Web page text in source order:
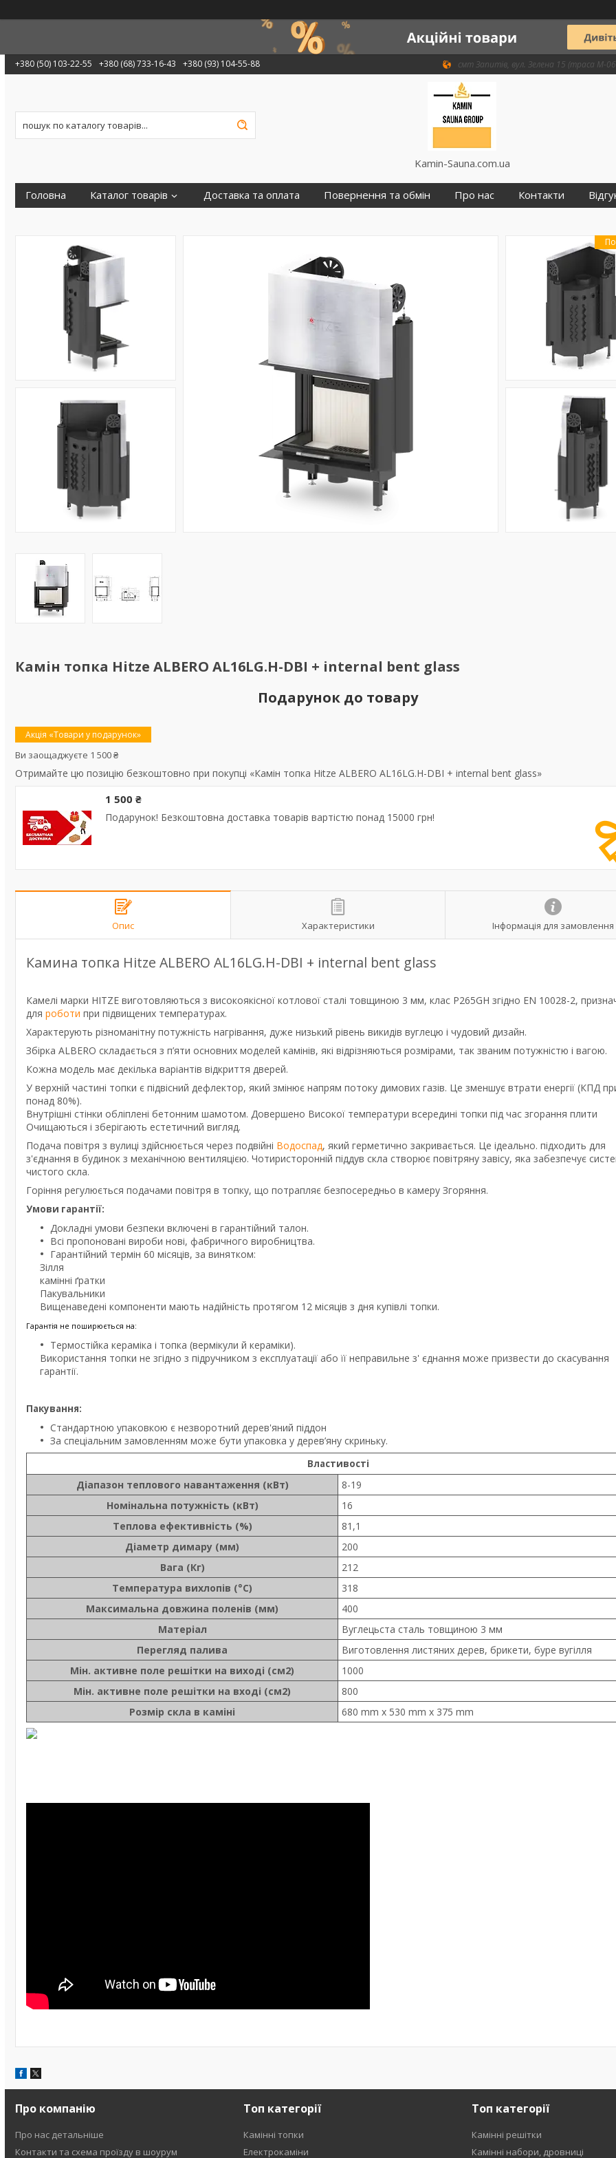
+380 (50) 103-22-55 +380 (68) 733-16-43 +380 (93) 104-55-88 смт Запитів, вул. Зелена 15 (траса М-06
Kamin-Sauna.com.ua
Головна Каталог товарів Доставка та оплата Повернення та обмін Про нас Контакти
Камін топка Hitze ALBERO AL16LG.H-DBI + internal bent glass
Подарунок до товару
Акція «Товари у подарунок»
Ви заощаджуєте 1 500 ₴
Отримайте цю позицію безкоштовно при покупці «Камін топка Hitze ALBERO AL16LG.H-DBI + internal bent glass»
1 500 ₴
Подарунок! Безкоштовна доставка товарів вартістю понад 15000 грн!
Опис Характеристики Інформація для замовлення
Камина топка Hitze ALBERO AL16LG.H-DBI + internal bent glass
Камелі марки HITZE виготовляються з високоякісної котлової сталі товщиною 3 мм, клас P265GH згідно EN 10028-2,
для роботи при підвищених температурах.
Характерують різноманітну потужність нагрівання, дуже низький рівень викидів вуглецю і чудовий дизайн.
Збірка ALBERO складається з п’яти основних моделей камінів, які відрізняються розмірами, так званим потужністю і вагою.
Кожна модель має декілька варіантів відкриття дверей.
У верхній частині топки є підвісний дефлектор, який змінює напрям потоку димових газів. Це зменшує втрати енергії (КПД
понад 80%).
Внутрішні стінки обліплені бетонним шамотом. Довершено Високої температури всередині топки під час згорання плити
Очищаються і зберігають естетичний вигляд.
Подача повітря з вулиці здійснюється через подвійні Водоспад, який герметично закривається. Це ідеально. підходить для
з'єднання в будинок з механічною вентиляцією. Чотиристоронній піддув скла створює повітряну завісу, яка забезпечує
чистого скла.
Горіння регулюється подачами повітря в топку, що потрапляє безпосередньо в камеру Згоряння.
Умови гарантії:
Докладні умови безпеки включені в гарантійний талон.
Всі пропоновані вироби нові, фабричного виробництва.
Гарантійний термін 60 місяців, за винятком:
Зілля
камінні ґратки
Пакувальники
Вищенаведені компоненти мають надійність протягом 12 місяців з дня купівлі топки.
Гарантія не поширюється на:
Термостійка кераміка і топка (вермікули й кераміки).
Використання топки не згідно з підручником з експлуатації або її неправильне з' єднання може призвести до скасування
гарантії.
Пакування:
Стандартною упаковкою є незворотний дерев'яний піддон
За спеціальним замовленням може бути упаковка у дерев’яну скриньку.
Властивості
Діапазон теплового навантаження (кВт)
8-19
Номінальна потужність (кВт)
16
Теплова ефективність (%)
81,1
Діаметр димару (мм)
200
Вага (Кг)
212
Температура вихлопів (°C)
318
Максимальна довжина поленів (мм)
400
Матеріал
Вуглецьста сталь товщиною 3 мм
Перегляд палива
Виготовлення листяних дерев, брикети, буре вугілля
Мін. активне поле решітки на виході (см2)
1000
Мін. активне поле решітки на вході (см2)
800
Розмір скла в каміні
680 mm x 530 mm x 375 mm
Про компанію
Про нас детальніше
Контакти та схема проїзду в шоурум
Топ категорії
Камінні топки
Електрокаміни
Топ категорії
Камінні решітки
Камінні набори, дровниці